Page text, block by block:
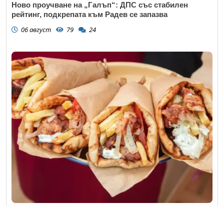
Ново проучване на „Галъп“: ДПС със стабилен
рейтинг, подкрепата към Радев се запазва
06 август 79 24